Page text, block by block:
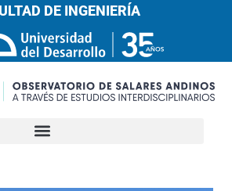
DE INGENIERÍA